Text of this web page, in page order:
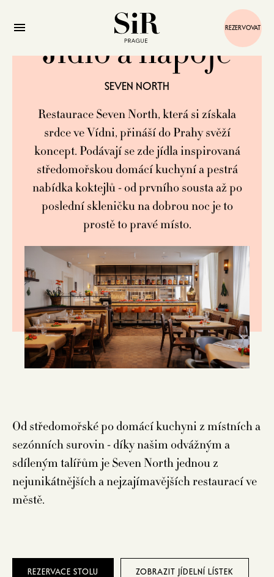
REZERVOVAT
Jídlo a nápoje
SEVEN NORTH
Restaurace Seven North, která si získala
srdce ve Vídni, přináší do Prahy svěží
koncept. Podávají se zde jídla inspirovaná
středomořskou domácí kuchyní a pestrá
nabídka koktejlů - od prvního sousta až po
poslední skleničku na dobrou noc je to
prostě to pravé místo.
Od středomořské po domácí kuchyni z místních a
sezónních surovin - díky našim odvážným a
sdíleným talířům je Seven North jednou z
nejunikátnějších a nejzajímavějších restaurací ve
městě.
REZERVACE STOLU ZOBRAZIT JÍDELNÍ LÍSTEK